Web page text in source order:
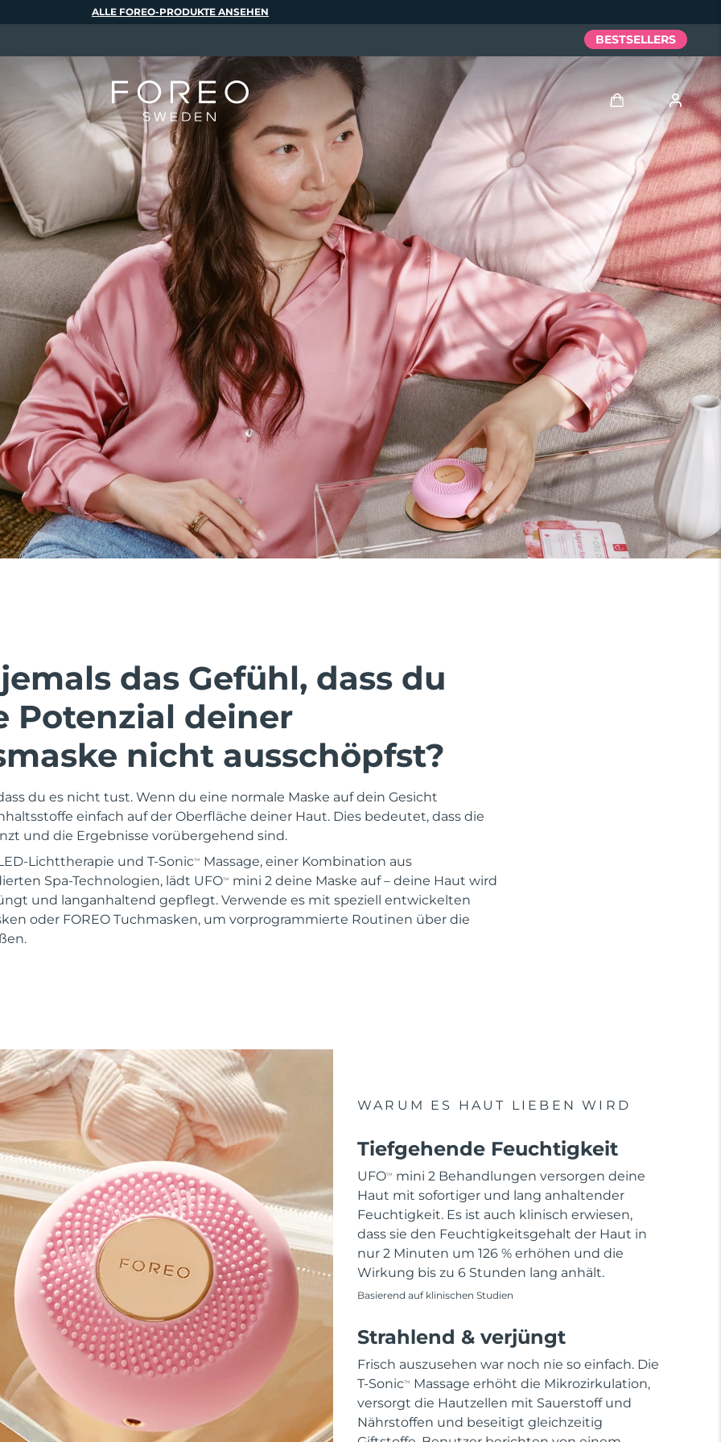
das Gefühl, dass du
Potenzial deiner
nicht ausschöpfst?
du es nicht tust. Wenn du eine normale Maske auf dein Gesicht
einfach auf der Oberfläche deiner Haut. Dies bedeutet, dass die
und die Ergebnisse vorübergehend sind.
Lichttherapie und T-SonicTM
Massage, einer Kombination aus
Spa-Technologien, lädt UFOTM
mini 2 deine Maske auf – deine Haut wird
und langanhaltend gepflegt. Verwende es mit speziell entwickelten
oder FOREO Tuchmasken, um vorprogrammierte Routinen über die
WARUM ES HAUT LIEBEN WIRD
Tiefgehende Feuchtigkeit
UFOTM
mini 2 Behandlungen versorgen deine
Haut mit sofortiger und lang anhaltender
Feuchtigkeit. Es ist auch klinisch erwiesen,
dass sie den Feuchtigkeitsgehalt der Haut in
nur 2 Minuten um 126 % erhöhen und die
Wirkung bis zu 6 Stunden lang anhält.
Basierend auf klinischen Studien
Strahlend & verjüngt
Frisch auszusehen war noch nie so einfach. Die
T-SonicTM
Massage erhöht die Mikrozirkulation,
versorgt die Hautzellen mit Sauerstoff und
Nährstoffen und beseitigt gleichzeitig
ALLE FOREO-PRODUKTE ANSEHEN
BESTSELLERS
Anmelden
Benutzerkonto
Meine Geräte
Meine Bestellungen
Meine Adressen
Meine Abonnements